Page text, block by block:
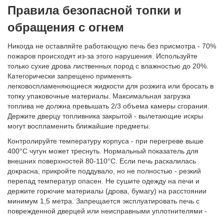
Правила безопасной топки и
обращения с огнем
Никогда не оставляйте работающую печь без присмотра - 70%
пожаров происходят из-за этого нарушения. Используйте
только сухие дрова лиственных пород с влажностью до 20%.
Категорически запрещено применять
легковоспламеняющиеся жидкости для розжига или бросать в
топку упаковочные материалы. Максимальная загрузка
топлива не должна превышать 2/3 объема камеры сгорания.
Держите дверцу топливника закрытой - вылетающие искры
могут воспламенить ближайшие предметы.
Контролируйте температуру корпуса - при перегреве выше
400°C чугун может треснуть. Нормальный показатель для
внешних поверхностей 80-110°C. Если печь раскалилась
докрасна, прикройте поддувало, но не полностью - резкий
перепад температур опасен. Не сушите одежду на печи и
держите горючие материалы (дрова, бумагу) на расстоянии
минимум 1,5 метра. Запрещается эксплуатировать печь с
поврежденной дверцей или неисправными уплотнителями -